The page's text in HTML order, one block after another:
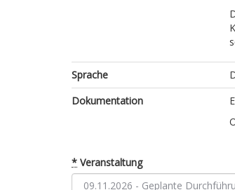
Sprache
Dokumentation
* Veranstaltung